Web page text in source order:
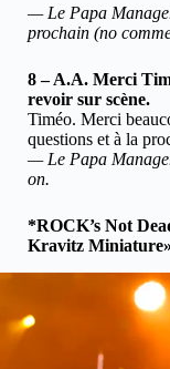
— Le Papa
prochain (no
8 – A.A. Merci
revoir sur scène.
Timéo. Merci
questions et à la
— Le Papa
on.
*ROCK’s Not
Kravitz Miniature»